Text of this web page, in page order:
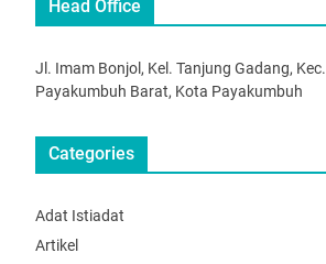
Head Office
Jl. Imam Bonjol, Kel. Tanjung Gadang, Kec.
Payakumbuh Barat, Kota Payakumbuh
Categories
Adat Istiadat
Artikel